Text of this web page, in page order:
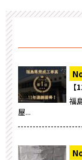
福
屋...